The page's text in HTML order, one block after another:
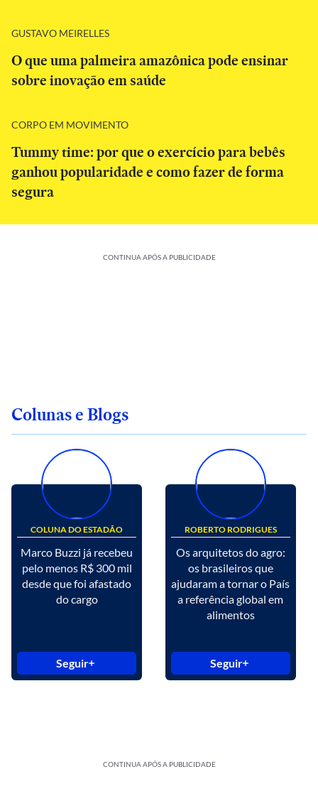
GUSTAVO MEIRELLES
O que uma palmeira amazônica pode ensinar
sobre inovação em saúde
CORPO EM MOVIMENTO
Tummy time: por que o exercício para bebês
ganhou popularidade e como fazer de forma
segura
CONTINUA APÓS A PUBLICIDADE
Colunas e Blogs
COLUNA DO ESTADÃO
Marco Buzzi já recebeu
pelo menos R$ 300 mil
desde que foi afastado
do cargo
Seguir
ROBERTO RODRIGUES
Os arquitetos do agro:
os brasileiros que
ajudaram a tornar o País
a referência global em
alimentos
Seguir
CONTINUA APÓS A PUBLICIDADE